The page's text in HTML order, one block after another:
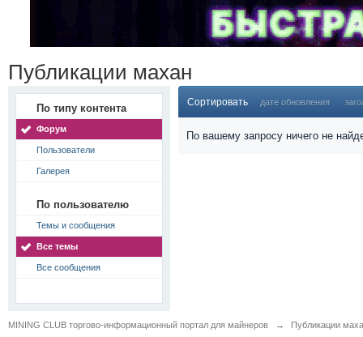
Публикации махан
По типу контента
Форум
Пользователи
Галерея
По пользователю
Темы и сообщения
Все темы
Все сообщения
Сортировать дате обновления
По вашему запросу ничего не
MINING CLUB торгово-информационный портал для майнеров → Публикации